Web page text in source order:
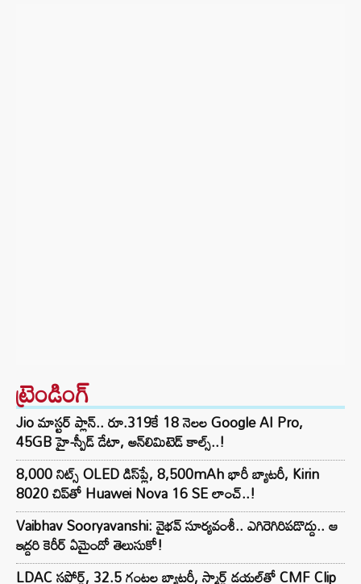
ట్రెండింగ్‌
Jio మాస్టర్ ప్లాన్.. రూ.319కే 18 నెలల Google AI Pro,
45GB హై-స్పీడ్ డేటా, అన్⁭లిమిటెడ్ కాల్స్..!
8,000 నిట్స్ OLED డిస్‌ప్లే, 8,500mAh భారీ బ్యాటరీ, Kirin
8020 చిప్‌తో Huawei Nova 16 SE లాంచ్..!
Vaibhav Sooryavanshi: వైభవ్ సూర్యవంశీ.. ఎగిరెగిరిపడొద్దు.. ఆ
ఇద్దరి కెరీర్ ఏమైందో తెలుసుకో!
LDAC సపోర్ట్, 32.5 గంటల బ్యాటరీ, స్మార్ట్ డయల్‌తో CMF Clip